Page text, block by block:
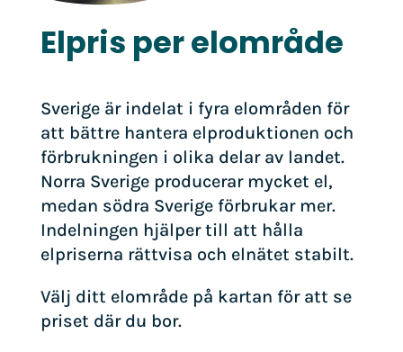
Elpris per elområde
Sverige är indelat i fyra elområden för
att bättre hantera elproduktionen och
förbrukningen i olika delar av landet.
Norra Sverige producerar mycket el,
medan södra Sverige förbrukar mer.
Indelningen hjälper till att hålla
elpriserna rättvisa och elnätet stabilt.
Välj ditt elområde på kartan för att se
priset där du bor.